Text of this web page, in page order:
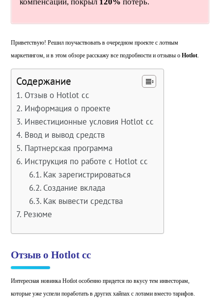
Приветствую! Решил поучаствовать в очередном проекте с лотным
маркетингом, и в этом обзоре расскажу все подробности и отзывы оHotlot
Содержание
Отзыв о Hotlot cc
Информация о проекте
Инвестиционные условия Hotlot cc
Ввод и вывод средств
Партнерская программа
Инструкция по работе с Hotlot cc
Как зарегистрироваться
Создание вклада
Как вывести средства
Резюме
Отзыв о Hotlot cc
Интересная новинка Hotlot особенно придется по вкусу тем инвесторам,
которые уже успели поработать в других хайпах с лотами вместо тарифов.